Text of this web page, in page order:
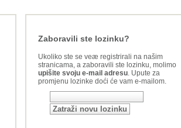
Zaboravili ste lozinku?
Ukoliko ste se veæ registrirali na našim
stranicama, a zaboravili ste lozinku, molimo
upišite svoju e-mail adresu. Upute za
promjenu lozinke doći će vam e-mailom.